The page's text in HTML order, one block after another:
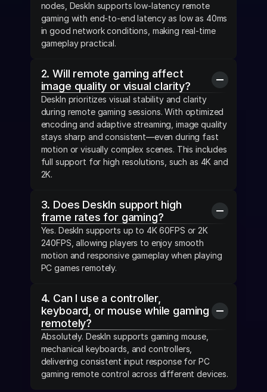
nodes, DeskIn supports low-latency remote
gaming with end-to-end latency as low as 40ms
in good network conditions, making real-time
gameplay practical.
2. Will remote gaming affect
image quality or visual clarity?
DeskIn prioritizes visual stability and clarity
during remote gaming sessions. With optimized
encoding and adaptive streaming, image quality
stays sharp and consistent—even during fast
motion or visually complex scenes. This includes
full support for high resolutions, such as 4K and
2K.
3. Does DeskIn support high
frame rates for gaming?
Yes. DeskIn supports up to 4K 60FPS or 2K
240FPS, allowing players to enjoy smooth
motion and responsive gameplay when playing
PC games remotely.
4. Can I use a controller,
keyboard, or mouse while gaming
remotely?
Absolutely. DeskIn supports gaming mouse,
mechanical keyboards, and controllers,
delivering consistent input response for PC
gaming remote control across different devices.